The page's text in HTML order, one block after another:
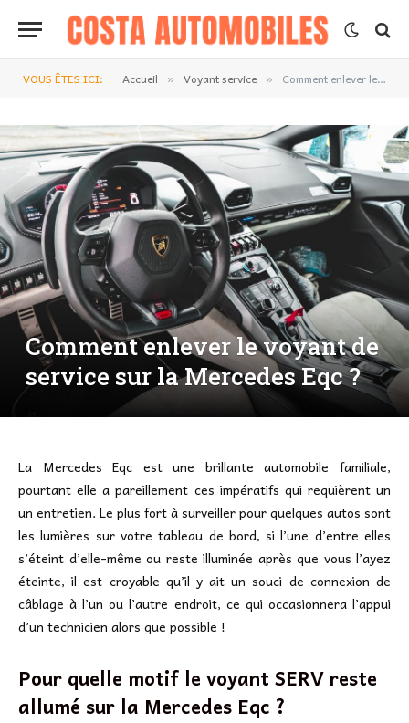
VOUS ÊTES ICI: Accueil » Voyant service » Comment enlever le voyant de service sur la Mercedes Eqc ?
Comment enlever le voyant de
service sur la Mercedes Eqc ?
La Mercedes Eqc est une brillante automobile familiale,
pourtant elle a pareillement ces impératifs qui requièrent un
un entretien. Le plus fort à surveiller pour quelques autos sont
les lumières sur votre tableau de bord, si l’une d’entre elles
s’éteint d’elle-même ou reste illuminée après que vous l’ayez
éteinte, il est croyable qu’il y ait un souci de connexion de
câblage à l’un ou l’autre endroit, ce qui occasionnera l’appui
d’un technicien alors que possible !
Pour quelle motif le voyant SERV reste
allumé sur la Mercedes Eqc ?